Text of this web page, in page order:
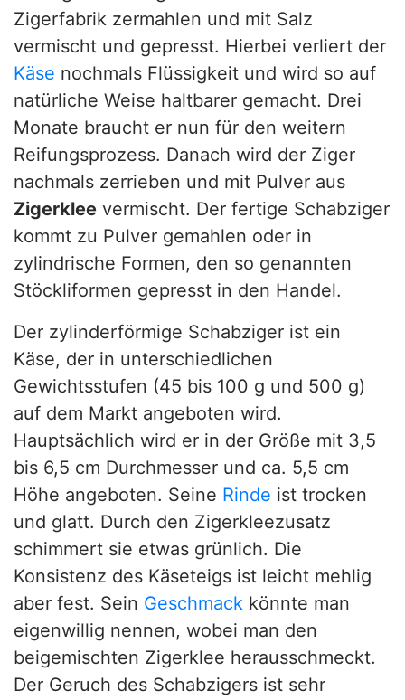
Zigerfabrik zermahlen und mit Salz
vermischt und gepresst. Hierbei verliert der
Käse nochmals Flüssigkeit und wird so auf
natürliche Weise haltbarer gemacht. Drei
Monate braucht er nun für den weitern
Reifungsprozess. Danach wird der Ziger
nachmals zerrieben und mit Pulver aus
Zigerklee vermischt. Der fertige Schabziger
kommt zu Pulver gemahlen oder in
zylindrische Formen, den so genannten
Stöckliformen gepresst in den Handel.
Der zylinderförmige Schabziger ist ein
Käse, der in unterschiedlichen
Gewichtsstufen (45 bis 100 g und 500 g)
auf dem Markt angeboten wird.
Hauptsächlich wird er in der Größe mit 3,5
bis 6,5 cm Durchmesser und ca. 5,5 cm
Höhe angeboten. Seine Rinde ist trocken
und glatt. Durch den Zigerkleezusatz
schimmert sie etwas grünlich. Die
Konsistenz des Käseteigs ist leicht mehlig
aber fest. Sein Geschmack könnte man
eigenwillig nennen, wobei man den
beigemischten Zigerklee herausschmeckt.
Der Geruch des Schabzigers ist sehr